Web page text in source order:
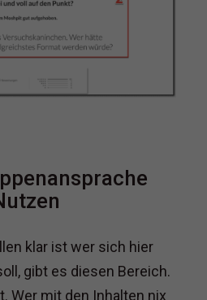
klar ist wer sich hier
gibt es diesen Bereich.
Wer mit den Inhalten nix